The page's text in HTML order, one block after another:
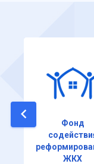
Фонд
ЖКХ